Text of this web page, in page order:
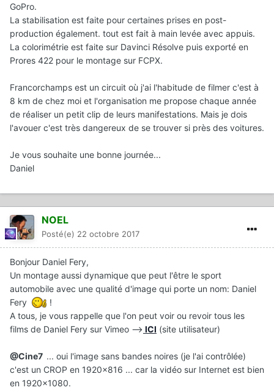
GoPro.
La stabilisation est faite pour certaines prises en post-
production également. tout est fait à main levée avec appuis.
La colorimétrie est faite sur Davinci Résolve puis exporté en
Prores 422 pour le montage sur FCPX.
Francorchamps est un circuit où j'ai l'habitude de filmer c'est à
8 km de chez moi et l'organisation me propose chaque année
de réaliser un petit clip de leurs manifestations. Mais je dois
l'avouer c'est très dangereux de se trouver si près des voitures.
Je vous souhaite une bonne journée...
Daniel
NOEL
Posté(e) 22 octobre 2017
Bonjour Daniel Fery,
Un montage aussi dynamique que peut l'être le sport
automobile avec une qualité d'image qui porte un nom: Daniel
Fery
!
A tous, je vous rappelle que l'on peut voir ou revoir tous les
films de Daniel Fery sur Vimeo --> ICI (site utilisateur)
@Cine7 ... oui l'image sans bandes noires (je l'ai contrôlée)
c'est un CROP en 1920x816 ... car la vidéo sur Internet est bien
en 1920x1080.